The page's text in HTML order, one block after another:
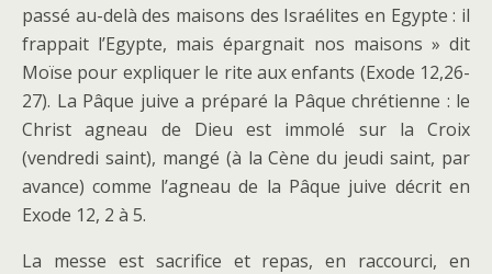
passé au-delà des maisons des Israélites en Egypte : il
frappait l’Egypte, mais épargnait nos maisons » dit
Moïse pour expliquer le rite aux enfants (Exode 12,26-
27). La Pâque juive a préparé la Pâque chrétienne : le
Christ agneau de Dieu est immolé sur la Croix
(vendredi saint), mangé (à la Cène du jeudi saint, par
avance) comme l’agneau de la Pâque juive décrit en
Exode 12, 2 à 5.
La messe est sacrifice et repas, en raccourci, en